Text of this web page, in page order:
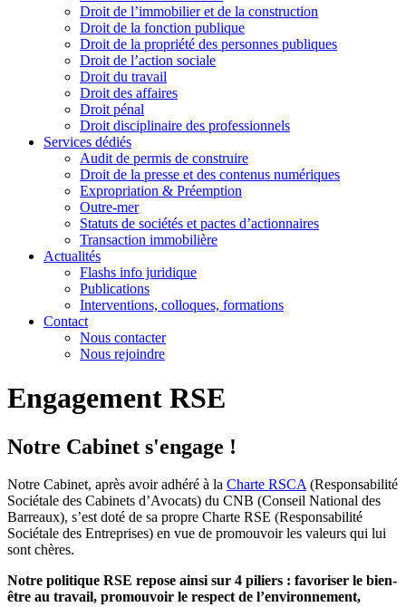
Droit de l’immobilier et de la construction
Droit de la fonction publique
Droit de la propriété des personnes publiques
Droit de l’action sociale
Droit du travail
Droit des affaires
Droit pénal
Droit disciplinaire des professionnels
Services dédiés
Audit de permis de construire
Droit de la presse et des contenus numériques
Expropriation & Préemption
Outre-mer
Statuts de sociétés et pactes d’actionnaires
Transaction immobilière
Actualités
Flashs info juridique
Publications
Interventions, colloques, formations
Contact
Nous contacter
Nous rejoindre
Engagement RSE
Notre Cabinet s'engage !
Notre Cabinet, après avoir adhéré à la Charte RSCA(Responsabilité
Sociétale des Cabinets d’Avocats) du CNB (Conseil National des
Barreaux), s’est doté de sa propre Charte RSE (Responsabilité
Sociétale des Entreprises) en vue de promouvoir les valeurs qui lui
sont chères.
Notre politique RSE repose ainsi sur 4 piliers : favoriser le bien-
être au travail, promouvoir le respect de l’environnement,